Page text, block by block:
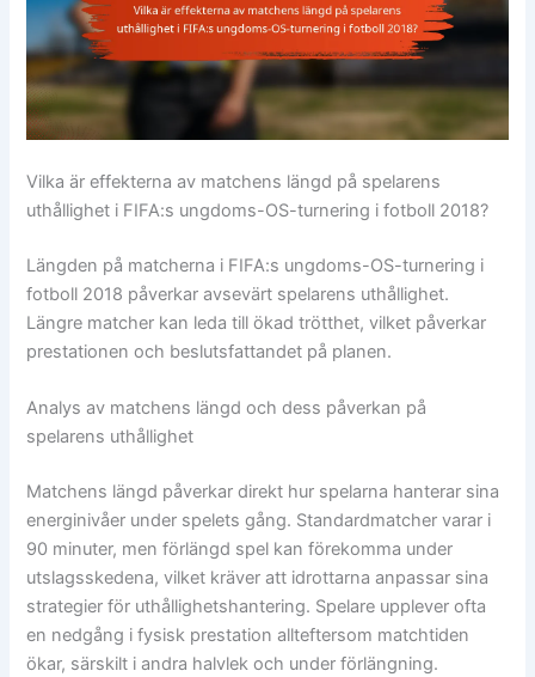
Vilka är effekterna av matchens längd på spelarens
uthållighet i FIFA:s ungdoms-OS-turnering i fotboll 2018?
Längden på matcherna i FIFA:s ungdoms-OS-turnering i
fotboll 2018 påverkar avsevärt spelarens uthållighet.
Längre matcher kan leda till ökad trötthet, vilket påverkar
prestationen och beslutsfattandet på planen.
Analys av matchens längd och dess påverkan på
spelarens uthållighet
Matchens längd påverkar direkt hur spelarna hanterar sina
energinivåer under spelets gång. Standardmatcher varar i
90 minuter, men förlängd spel kan förekomma under
utslagsskedena, vilket kräver att idrottarna anpassar sina
strategier för uthållighetshantering. Spelare upplever ofta
en nedgång i fysisk prestation allteftersom matchtiden
ökar, särskilt i andra halvlek och under förlängning.